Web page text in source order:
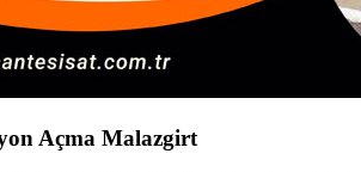
Açma Malazgirt